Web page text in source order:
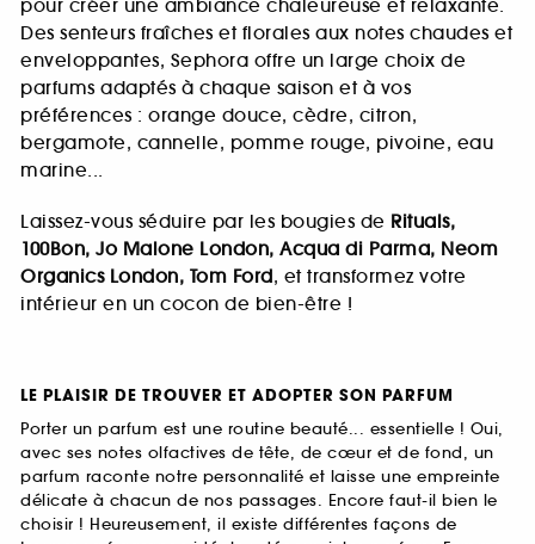
pour créer une ambiance chaleureuse et relaxante.
Des senteurs fraîches et florales aux notes chaudes et
enveloppantes, Sephora offre un large choix de
parfums adaptés à chaque saison et à vos
préférences : orange douce, cèdre, citron,
bergamote, cannelle, pomme rouge, pivoine, eau
marine...
Laissez-vous séduire par les bougies de Rituals,
100Bon, Jo Malone London, Acqua di Parma, Neom
Organics London, Tom Ford, et transformez votre
intérieur en un cocon de bien-être !
LE PLAISIR DE TROUVER ET ADOPTER SON PARFUM
Porter un parfum est une routine beauté... essentielle ! Oui,
avec ses notes olfactives de tête, de cœur et de fond, un
parfum raconte notre personnalité et laisse une empreinte
délicate à chacun de nos passages. Encore faut-il bien le
choisir ! Heureusement, il existe différentes façons de